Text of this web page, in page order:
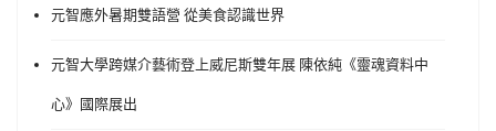
元智應外暑期雙語營 從美食認識世界
元智大學跨媒介藝術登上威尼斯雙年展 陳依純《靈魂資料中
心》國際展出